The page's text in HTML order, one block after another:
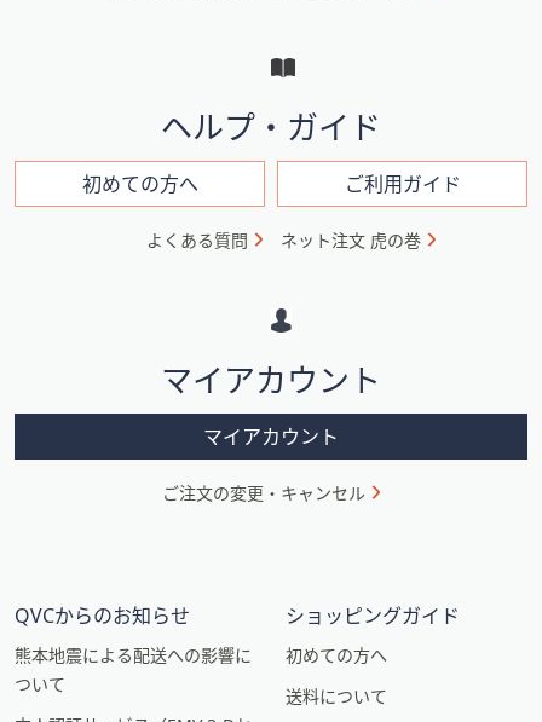
ン
ン
ヘルプ・ガイド
初めての方へ ご利用ガイド
よくある質問 ネット注文 虎の巻
マイアカウント
マイアカウント
ご注文の変更・キャンセル
QVCからのお知らせ
熊本地震による配送への影響に
ついて
ショッピングガイド
初めての方へ
送料について